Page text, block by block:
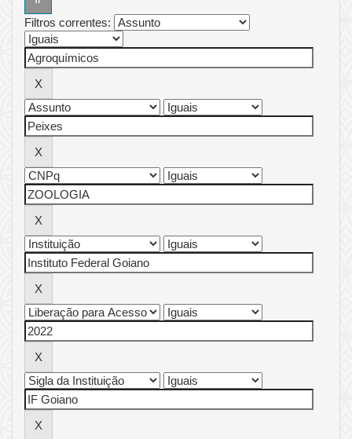
Filtros correntes: